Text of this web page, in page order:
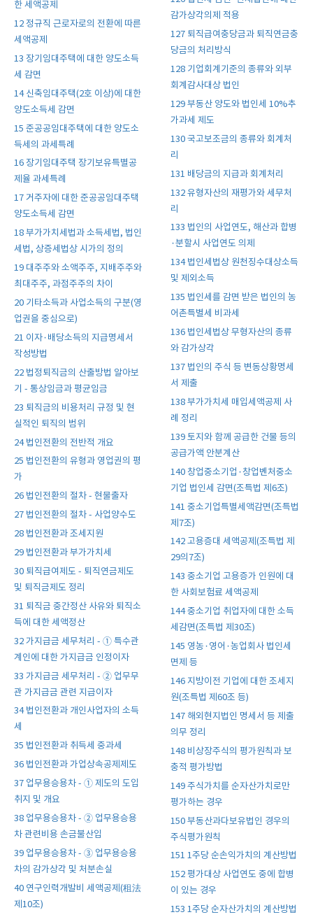
한 세액공제
12 정규직 근로자로의 전환에 따른
세액공제
13 장기임대주택에 대한 양도소득
세 감면
14 신축임대주택(2호 이상)에 대한
양도소득세 감면
15 준공공임대주택에 대한 양도소
득세의 과세특례
16 장기임대주택 장기보유특별공
제율 과세특례
17 거주자에 대한 준공공임대주택
양도소득세 감면
18 부가가치세법과 소득세법, 법인
세법, 상증세법상 시가의 정의
19 대주주와 소액주주, 지배주주와
최대주주, 과점주주의 차이
20 기타소득과 사업소득의 구분(영
업권을 중심으로)
21 이자·배당소득의 지급명세서
작성방법
22 법정퇴직금의 산출방법 알아보
기 - 통상임금과 평균임금
23 퇴직금의 비용처리 규정 및 현
실적인 퇴직의 범위
24 법인전환의 전반적 개요
25 법인전환의 유형과 영업권의 평
가
26 법인전환의 절차 - 현물출자
27 법인전환의 절차 - 사업양수도
28 법인전환과 조세지원
29 법인전환과 부가가치세
30 퇴직급여제도 - 퇴직연금제도
및 퇴직금제도 정리
31 퇴직금 중간정산 사유와 퇴직소
득에 대한 세액정산
32 가지급금 세무처리 - ① 특수관
계인에 대한 가지급금 인정이자
33 가지급금 세무처리 - ② 업무무
관 가지급금 관련 지급이자
34 법인전환과 개인사업자의 소득
세
35 법인전환과 취득세 중과세
36 법인전환과 가업상속공제제도
37 업무용승용차 - ① 제도의 도입
취지 및 개요
38 업무용승용차 - ② 업무용승용
차 관련비용 손금불산입
39 업무용승용차 - ③ 업무용승용
차의 감가상각 및 처분손실
40 연구인력개발비 세액공제(租法
제10조)
감가상각의제 적용
127 퇴직급여충당금과 퇴직연금충
당금의 처리방식
128 기업회계기준의 종류와 외부
회계감사대상 법인
129 부동산 양도와 법인세 10%추
가과세 제도
130 국고보조금의 종류와 회계처
리
131 배당금의 지급과 회계처리
132 유형자산의 재평가와 세무처
리
133 법인의 사업연도, 해산과 합병
·분할시 사업연도 의제
134 법인세법상 원천징수대상소득
및 제외소득
135 법인세를 감면 받은 법인의 농
어촌특별세 비과세
136 법인세법상 무형자산의 종류
와 감가상각
137 법인의 주식 등 변동상황명세
서 제출
138 부가가치세 매입세액공제 사
례 정리
139 토지와 함께 공급한 건물 등의
공급가액 안분계산
140 창업중소기업·창업벤처중소
기업 법인세 감면(조특법 제6조)
141 중소기업특별세액감면(조특법
제7조)
142 고용증대 세액공제(조특법 제
29의7조)
143 중소기업 고용증가 인원에 대
한 사회보험료 세액공제
144 중소기업 취업자에 대한 소득
세감면(조특법 제30조)
145 영농·영어·농업회사 법인세
면제 등
146 지방이전 기업에 대한 조세지
원(조특법 제60조 등)
147 해외현지법인 명세서 등 제출
의무 정리
148 비상장주식의 평가원칙과 보
충적 평가방법
149 주식가치를 순자산가치로만
평가하는 경우
150 부동산과다보유법인 경우의
주식평가원칙
151 1주당 순손익가치의 계산방법
152 평가대상 사업연도 중에 합병
이 있는 경우
153 1주당 순자산가치의 계산방법